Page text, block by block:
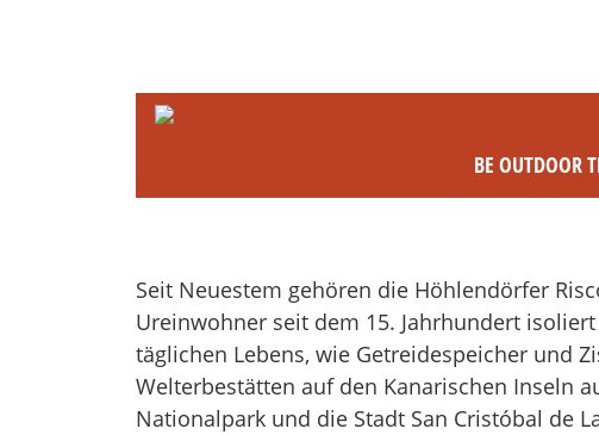
BE OUTDOOR
Seit Neuestem gehören die Höhlendörfer
Ureinwohner seit dem 15. Jahrhundert
täglichen Lebens, wie Getreidespeicher und
Welterbestätten auf den Kanarischen Inseln
Nationalpark und die Stadt San Cristóbal de